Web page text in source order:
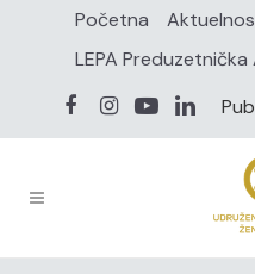
Početna
LEPA Preduzetnička